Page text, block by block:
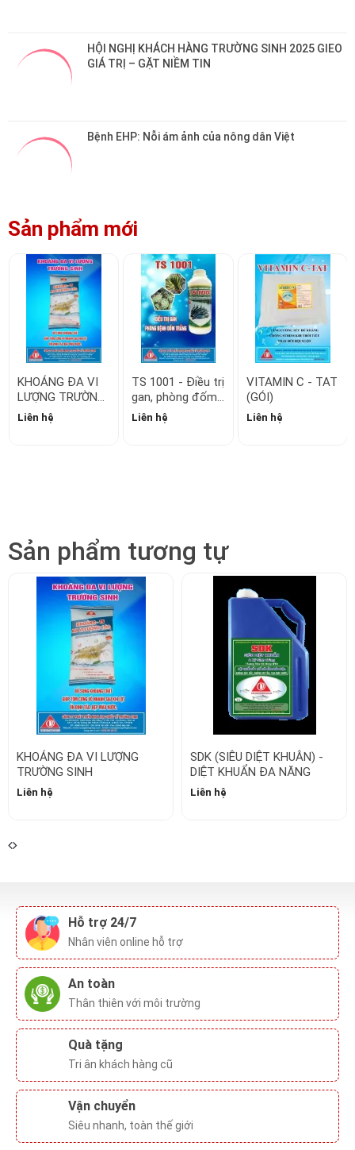
Bệnh EHP: Nỗi ám ảnh của nông dân Việt
Sản phẩm mới
KHOÁNG ĐA VI
LƯỢNG TRƯỜNG
SINH
Liên hệ
TS 1001 - Điều trị
gan, phòng đốm
trắng, gan thận
mủ
Liên hệ
VITAMIN C - TAT
(GÓI)
Liên hệ
KHOÁNG ĐA VI LƯỢNG
TRƯỜNG SINH
Liên hệ
SDK (SIÊU DIỆT KHUÂN) -
DIỆT KHUẨN ĐA NĂNG
An toàn
Thân thiên với môi trường
Quà tặng
Tri ân khách hàng cũ
Vận chuyển
Siêu nhanh, toàn thế giới